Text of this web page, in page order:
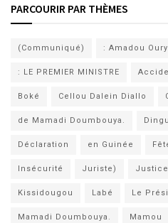
PARCOURIR PAR THÈMES
(Communiqué) : Amadou
: LE PREMIER MINISTRE
Boké Cellou Dalein Diallo
de Mamadi Doumbouya.
Déclaration en Guinée
Insécurité Juriste) Justice
Kissidougou Labé Le
Mamadi Doumbouya. Mamou